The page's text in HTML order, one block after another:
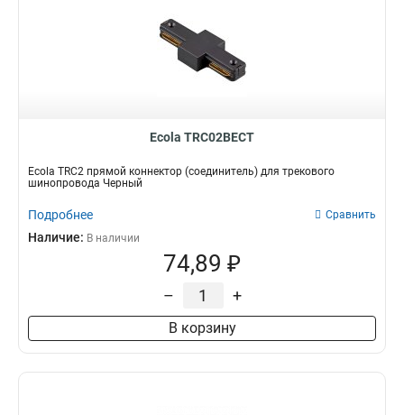
Ecola TRC02BECT
Ecola TRC2 прямой коннектор (соединитель) для трекового
шинопровода Черный
Подробнее Сравнить
Наличие: В наличии
74,89 ₽
– +
В корзину